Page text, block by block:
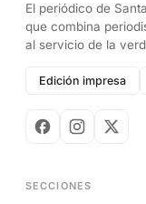
El periódico de
que combina
al servicio de la
Edición impresa
SECCIONES